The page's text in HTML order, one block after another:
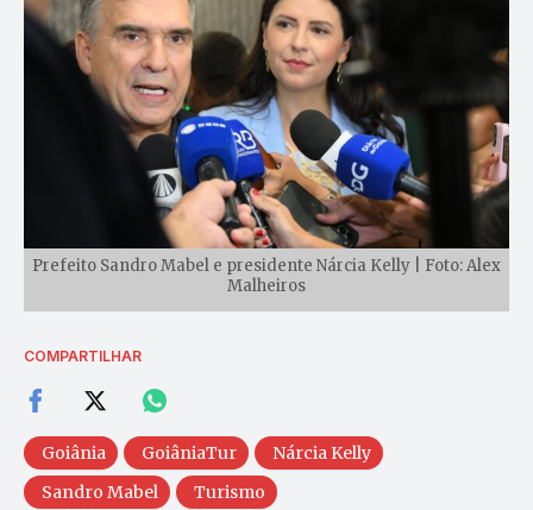
Prefeito Sandro Mabel e presidente Nárcia Kelly | Foto: Alex
Malheiros
COMPARTILHAR
Goiânia GoiâniaTur
Nárcia Kelly
Sandro Mabel
Turismo